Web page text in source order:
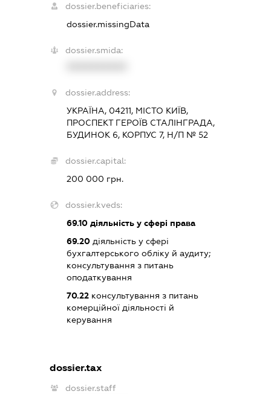
dossier.beneficiaries:
dossier.missingData
dossier.smida:
dossier.address:
УКРАЇНА, 04211, МІСТО КИЇВ,
ПРОСПЕКТ ГЕРОЇВ СТАЛІНГРАДА,
БУДИНОК 6, КОРПУС 7, Н/П № 52
dossier.capital:
200 000 грн.
dossier.kveds:
69.10діяльність у сфері права
69.20діяльність у сфері
бухгалтерського обліку й аудиту;
консультування з питань
оподаткування
70.22консультування з питань
комерційної діяльності й
керування
dossier.tax
dossier.staff